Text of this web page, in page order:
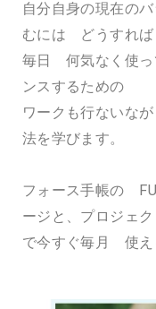
自分自身の現在の
むには どうすれば
毎日 何気なく使っ
ンスするための
ワークも行ないな
法を学びます。
フォース手帳の
ージと、プロジェ
で今すぐ毎月 使え